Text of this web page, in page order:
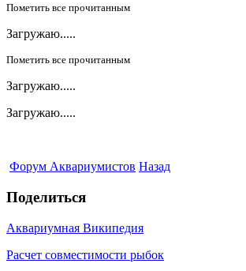
Пометить все прочитанным
Загружаю.....
Пометить все прочитанным
Загружаю.....
Загружаю.....
Форум Аквариумистов Назад
Поделиться
Аквариумная Википедия
Расчет совместимости рыбок